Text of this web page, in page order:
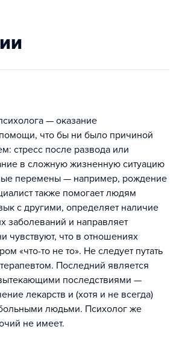
— оказание
что бы ни было причиной
стресс после развода или
в сложную жизненную ситуацию
перемены — например, рождение
также помогает людям
с другими, определяет наличие
заболеваний и направляет
чувствуют, что в отношениях
«что-то не то». Не следует путать
Последний является
последствиями —
лекарств и (хотя и не всегда)
людьми. Психолог же
не имеет.